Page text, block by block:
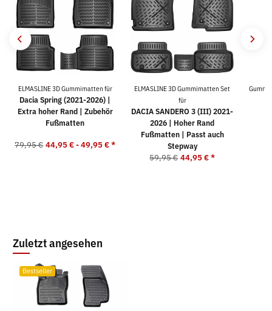
ELMASLINE 3D Gummimatten für
Dacia Spring (2021-2026) |
Extra hoher Rand | Zubehör
Fußmatten
79,95 € 44,95 € -49,95 €*
ELMASLINE 3D Gummimatten Set
für
DACIA SANDERO 3 (III) 2021-
2026 | Hoher Rand
Fußmatten | Passt auch
Stepway
59,95 € 44,95 €*
Zuletzt angesehen
Bestseller